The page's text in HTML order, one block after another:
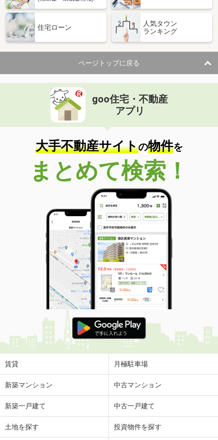
住宅ローン
人気タウン
ランキング
ページトップに戻る
goo住宅・不動産
アプリ
大手不動産サイトの物件を
まとめて検索！
賃貸 月極駐車場
新築マンション 中古マンション
新築一戸建て 中古一戸建て
土地を探す 投資物件を探す